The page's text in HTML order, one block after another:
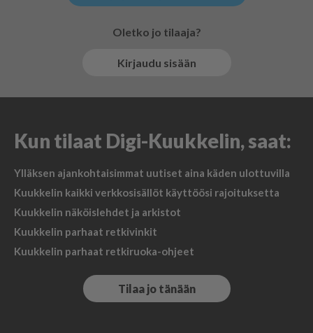
Oletko jo tilaaja?
Kirjaudu sisään
Kun tilaat Digi-Kuukkelin, saat:
Ylläksen ajankohtaisimmat uutiset aina käden ulottuvilla
Kuukkelin kaikki verkkosisällöt käyttöösi rajoituksetta
Kuukkelin näköislehdet ja arkistot
Kuukkelin parhaat retkivinkit
Kuukkelin parhaat retkiruoka-ohjeet
Tilaa jo tänään